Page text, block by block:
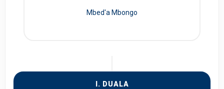
Mbed'a Mbongo
I. DUALA